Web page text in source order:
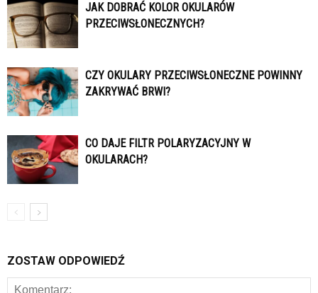
JAK DOBRAĆ KOLOR OKULARÓW
PRZECIWSŁONECZNYCH?
CZY OKULARY PRZECIWSŁONECZNE POWINNY
ZAKRYWAĆ BRWI?
CO DAJE FILTR POLARYZACYJNY W
OKULARACH?
ZOSTAW ODPOWIEDŹ